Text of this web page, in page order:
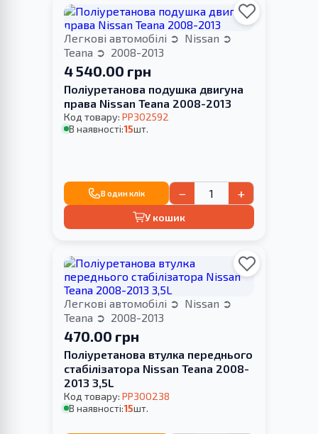
Легкові автомобілі
Nissan
Teana
2008-2013
4 540.00 грн
Поліуретанова подушка двигуна
права Nissan Teana 2008-2013
Код товару: PP302592
В наявності:15шт.
В один клік − +
У кошик
Легкові автомобілі
Nissan
Teana
2008-2013
470.00 грн
Поліуретанова втулка переднього
стабілізатора Nissan Teana 2008-
2013 3,5L
Код товару: PP300238
В наявності:15шт.